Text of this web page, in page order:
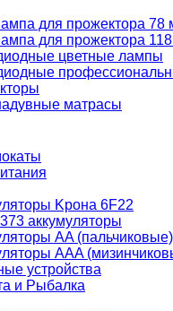
для прожектора 78
для прожектора
цветные лампы
матрасы
Kрона 6F22
аккумуляторы
AA (пальчиковые)
AAA
устройства
и Рыбалка